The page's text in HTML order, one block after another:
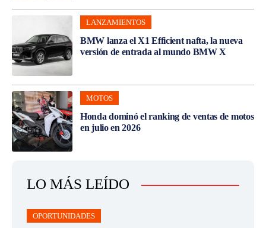
LANZAMIENTOS
BMW lanza el X1 Efficient nafta, la nueva
versión de entrada al mundo BMW X
MOTOS
Honda dominó el ranking de ventas de motos
en julio en 2026
LO MÁS LEÍDO
OPORTUNIDADES